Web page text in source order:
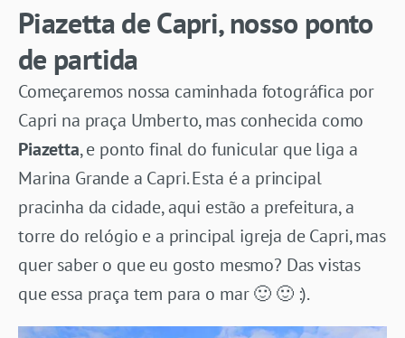
Piazetta de Capri, nosso ponto
de partida
Começaremos nossa caminhada fotográfica por
Capri na praça Umberto, mas conhecida como
Piazetta, e ponto final do funicular que liga a
Marina Grande a Capri. Esta é a principal
pracinha da cidade, aqui estão a prefeitura, a
torre do relógio e a principal igreja de Capri, mas
quer saber o que eu gosto mesmo? Das vistas
que essa praça tem para o mar 🙂 🙂 :).